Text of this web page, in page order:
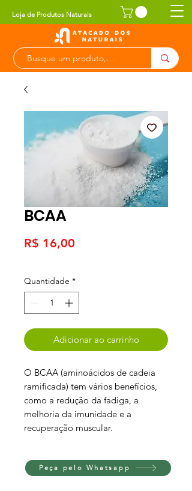
Loja de Produtos Naturais
BCAA
R$ 16,00
Quantidade *
Adicionar ao carrinho
O BCAA (aminoácidos de cadeia
ramificada) tem vários benefícios,
como a redução da fadiga, a
melhoria da imunidade e a
recuperação muscular.
Peça pelo Whatsapp